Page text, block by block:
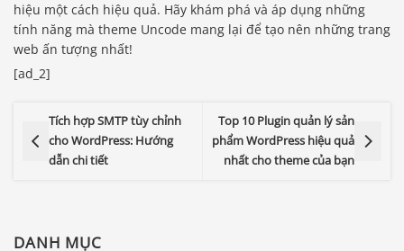
hiệu một cách hiệu quả. Hãy khám phá và áp dụng những
tính năng mà theme Uncode mang lại để tạo nên những trang
web ấn tượng nhất!
[ad_2]
Tích hợp SMTP tùy chỉnh
cho WordPress: Hướng
dẫn chi tiết
Top 10 Plugin quản lý sản
phẩm WordPress hiệu quả
nhất cho theme của bạn
DANH MỤC